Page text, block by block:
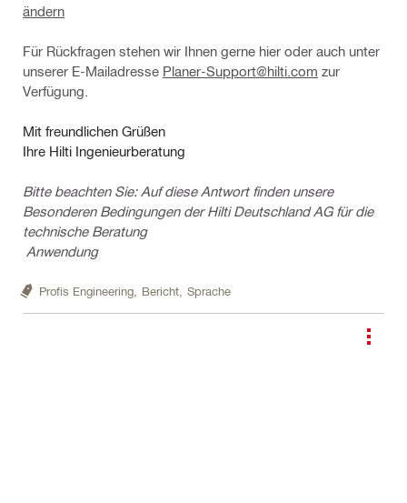
ändern
Für Rückfragen stehen wir Ihnen gerne hier oder auch unter
unserer E-Mailadresse Planer-Support@hilti.com zur
Verfügung.
Mit freundlichen Grüßen
Ihre Hilti Ingenieurberatung
Bitte beachten Sie: Auf diese Antwort finden unsere
Besonderen Bedingungen der Hilti Deutschland AG für die
technische Beratung
Anwendung
Profis Engineering, Bericht, Sprache